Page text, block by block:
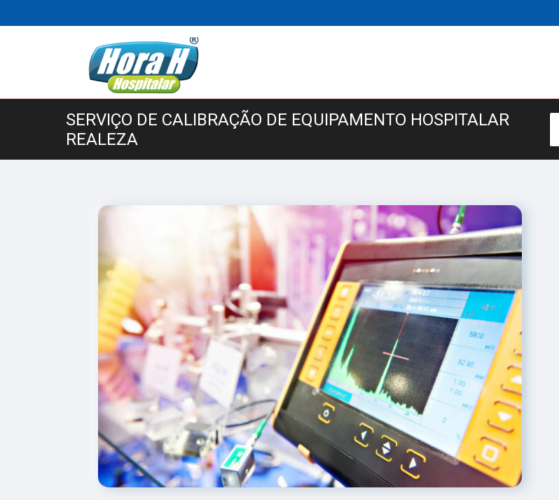
SERVIÇO DE CALIBRAÇÃO DE EQUIPAMENTO HOSPITALAR
REALEZA